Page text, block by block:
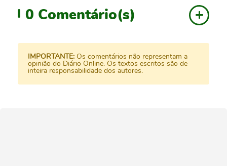
0 Comentário(s)
IMPORTANTE: Os comentários não representam a
opinião do Diário Online. Os textos escritos são de
inteira responsabilidade dos autores.